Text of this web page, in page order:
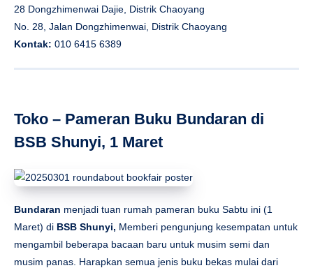
28 Dongzhimenwai Dajie, Distrik Chaoyang
No. 28, Jalan Dongzhimenwai, Distrik Chaoyang
Kontak: 010 6415 6389
Toko – Pameran Buku Bundaran di
BSB Shunyi, 1 Maret
Bundaran menjadi tuan rumah pameran buku Sabtu ini (1
Maret) di BSB Shunyi, Memberi pengunjung kesempatan untuk
mengambil beberapa bacaan baru untuk musim semi dan
musim panas. Harapkan semua jenis buku bekas mulai dari